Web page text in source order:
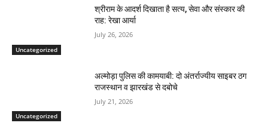
Uncategorized
श्रीराम के आदर्श दिखाता है सत्य, सेवा और संस्कार की
राह: रेखा आर्या
July 26, 2026
Uncategorized
अल्मोड़ा पुलिस की कामयाबी: दो अंतर्राज्यीय साइबर ठग
राजस्थान व झारखंड से दबोचे
July 21, 2026